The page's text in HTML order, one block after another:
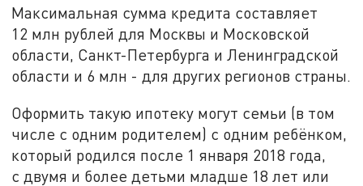
Максимальная сумма кредита составляет
12 млн рублей для Москвы и Московской
области, Санкт-Петербурга и Ленинградской
области и 6 млн - для других регионов страны.
Оформить такую ипотеку могут семьи (в том
числе с одним родителем) с одним ребёнком,
который родился после 1 января 2018 года,
с двумя и более детьми младше 18 лет или